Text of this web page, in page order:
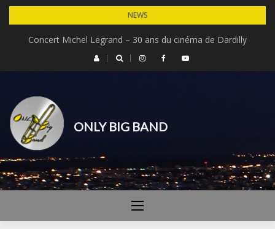
Skip
content
NEWS
Concert anniversaire 20 ans
Concert Michel Legrand – 30 ans du cinéma de Dardilly
ONLY BIG BAND